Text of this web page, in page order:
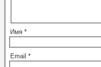
Имя *
Email *